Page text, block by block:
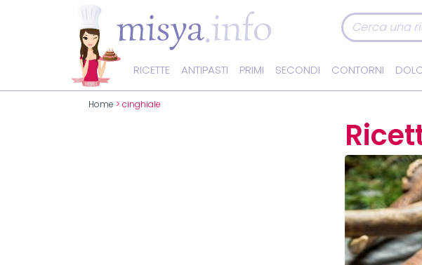
RICETTE ANTIPASTI PRIMI SECONDI CONTORNI
Home > cinghiale